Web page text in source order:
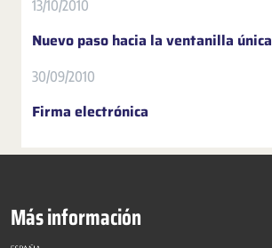
13/10/2010
Nuevo paso hacia la ventanilla única
30/09/2010
Firma electrónica
Más información